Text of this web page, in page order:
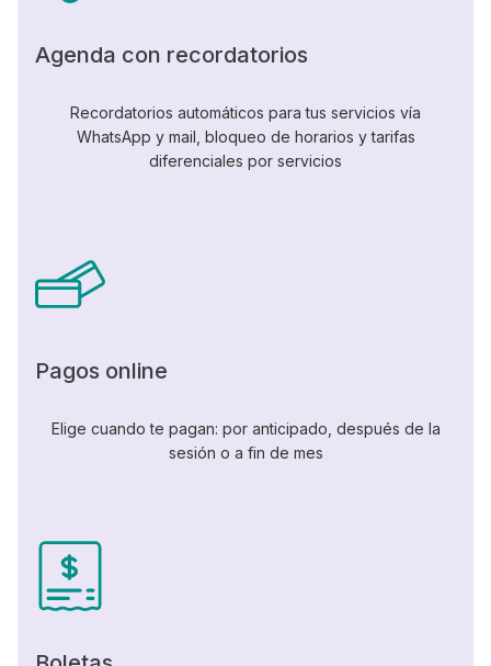
Agenda con recordatorios
Recordatorios automáticos para tus servicios vía
WhatsApp y mail, bloqueo de horarios y tarifas
diferenciales por servicios
Pagos online
Elige cuando te pagan: por anticipado, después de la
sesión o a fin de mes